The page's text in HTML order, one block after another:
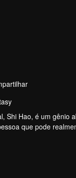
Shi Hao, é um gênio
que pode